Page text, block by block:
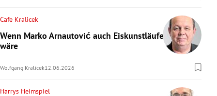
Cafe Kralicek
Wenn Marko Arnautović auch Eiskunstläufer
wäre
Wolfgang Kralicek12.06.2026
Harrys Heimspiel